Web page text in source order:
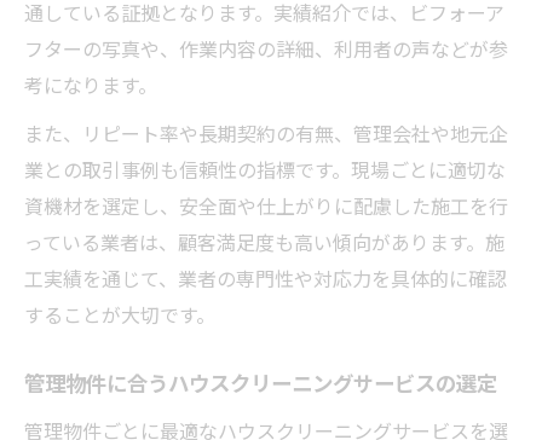
通している証拠となります。実績紹介では、ビフォーア
フターの写真や、作業内容の詳細、利用者の声などが参
考になります。
また、リピート率や長期契約の有無、管理会社や地元企
業との取引事例も信頼性の指標です。現場ごとに適切な
資機材を選定し、安全面や仕上がりに配慮した施工を行
っている業者は、顧客満足度も高い傾向があります。施
工実績を通じて、業者の専門性や対応力を具体的に確認
することが大切です。
管理物件に合うハウスクリーニングサービスの選定
管理物件ごとに最適なハウスクリーニングサービスを選